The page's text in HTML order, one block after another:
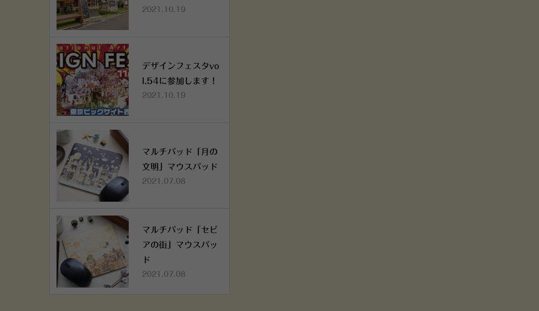
2021.10.19
デザインフェスタvo
l.54に参加します！
2021.10.19
マルチパッド「月の
文明」マウスパッド
2021.07.08
マルチパッド「セピ
アの街」マウスパッ
ド
2021.07.08